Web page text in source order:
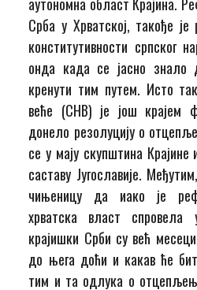
Срба у Хрватској, такође
конститутивности српског
онда када се јасно знало
кренути тим путем. Исто
веће (СНВ) је још крајем
донело резолуцију о
се у мају скупштина Крајине
саставу Југославије.
чињеницу да иако је
хрватска власт
крајишки Срби су већ
до њега доћи и какав ће
тим и та одлука о